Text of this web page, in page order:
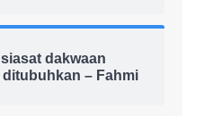
dakwaan
– Fahmi